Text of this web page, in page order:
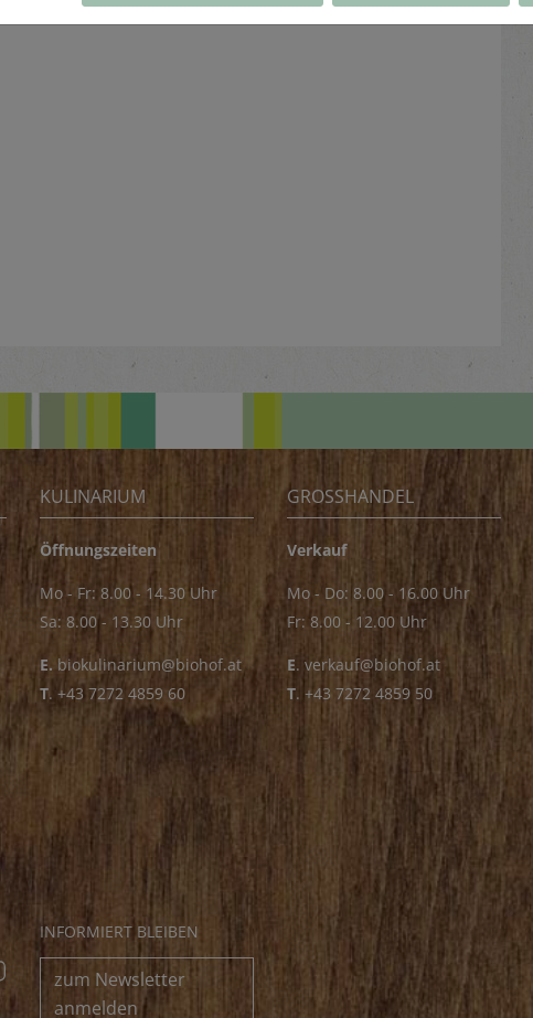
KULINARIUM
Öffnungszeiten
Mo - Fr: 8.00 - 14.30 Uhr
Sa: 8.00 - 13.30 Uhr
E. biokulinarium@biohof.at
T. +43 7272 4859 60
GROSSHANDEL
Verkauf
Mo - Do: 8.00 - 16.00 Uhr
Fr: 8.00 - 12.00 Uhr
E. verkauf@biohof.at
T. +43 7272 4859 50
INFORMIERT BLEIBEN
zum Newsletter
anmelden